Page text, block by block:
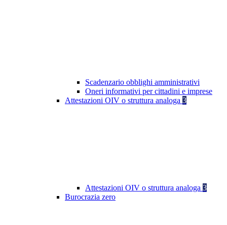
Scadenzario obblighi amministrativi
Oneri informativi per cittadini e imprese
Attestazioni OIV o struttura analoga 3
Attestazioni OIV o struttura analoga 3
Burocrazia zero